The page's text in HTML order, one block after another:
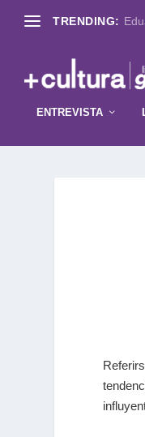
TRENDING:
ENTREVISTA